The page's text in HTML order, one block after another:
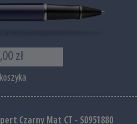
zł
Czarny Mat CT - S0951880